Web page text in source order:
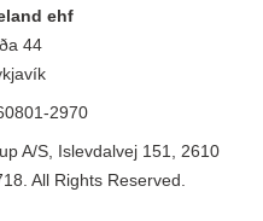
ehf
44
2970
A/S, Islevdalvej 151, 2610
All Rights Reserved.